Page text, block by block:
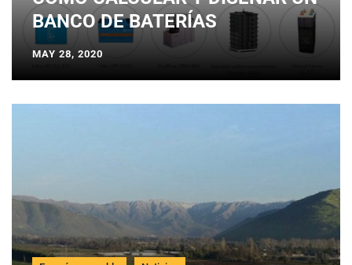
BANCO DE BATERÍAS
MAY 28, 2020